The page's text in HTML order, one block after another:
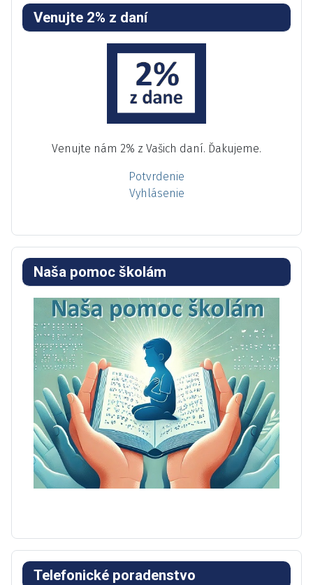
Venujte 2% z daní
Venujte nám 2% z Vašich daní. Ďakujeme.
Potvrdenie
Vyhlásenie
Naša pomoc školám
Telefonické poradenstvo